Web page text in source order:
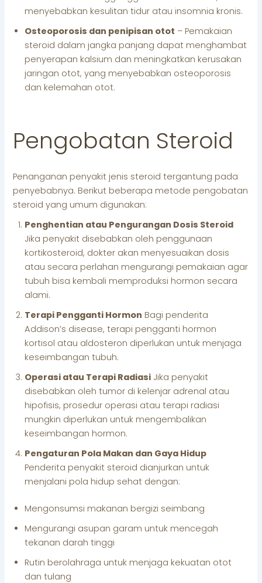
menyebabkan kesulitan tidur atau insomnia kronis.
Osteoporosis dan penipisan otot – Pemakaian
steroid dalam jangka panjang dapat menghambat
penyerapan kalsium dan meningkatkan kerusakan
jaringan otot, yang menyebabkan osteoporosis
dan kelemahan otot.
Pengobatan Steroid
Penanganan penyakit jenis steroid tergantung pada
penyebabnya. Berikut beberapa metode pengobatan
steroid yang umum digunakan:
Penghentian atau Pengurangan Dosis Steroid
Jika penyakit disebabkan oleh penggunaan
kortikosteroid, dokter akan menyesuaikan dosis
atau secara perlahan mengurangi pemakaian agar
tubuh bisa kembali memproduksi hormon secara
alami.
Terapi Pengganti Hormon Bagi penderita
Addison’s disease, terapi pengganti hormon
kortisol atau aldosteron diperlukan untuk menjaga
keseimbangan tubuh.
Operasi atau Terapi Radiasi Jika penyakit
disebabkan oleh tumor di kelenjar adrenal atau
hipofisis, prosedur operasi atau terapi radiasi
mungkin diperlukan untuk mengembalikan
keseimbangan hormon.
Pengaturan Pola Makan dan Gaya Hidup
Penderita penyakit steroid dianjurkan untuk
menjalani pola hidup sehat dengan:
Mengonsumsi makanan bergizi seimbang
Mengurangi asupan garam untuk mencegah
tekanan darah tinggi
Rutin berolahraga untuk menjaga kekuatan otot
dan tulang